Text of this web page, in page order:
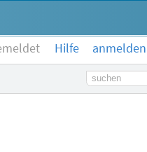
Hilfe anmelden
Suchbegriff